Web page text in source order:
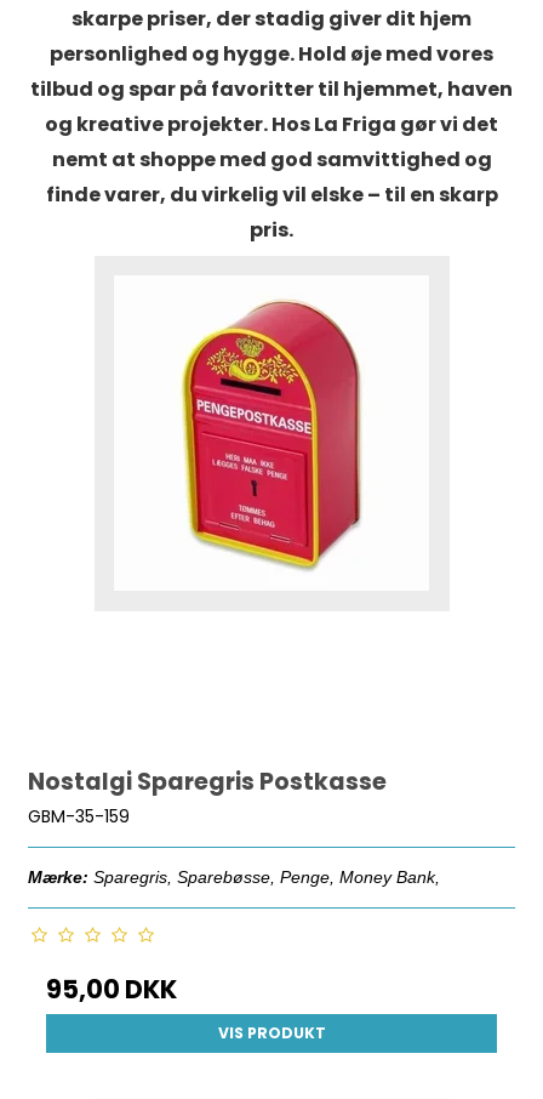
skarpe priser, der stadig giver dit hjem
personlighed og hygge. Hold øje med vores
tilbud og spar på favoritter til hjemmet, haven
og kreative projekter. Hos La Friga gør vi det
nemt at shoppe med god samvittighed og
finde varer, du virkelig vil elske – til en skarp
pris.
Nostalgi Sparegris Postkasse
GBM-35-159
Mærke: Sparegris, Sparebøsse, Penge, Money Bank,
95,00 DKK
VIS PRODUKT